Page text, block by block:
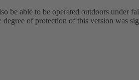
be able to be operated outdoors
of protection of this version was